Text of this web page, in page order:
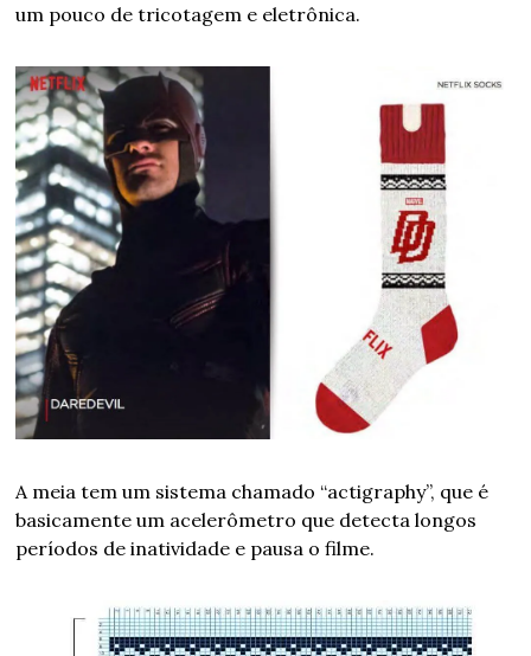
um pouco de tricotagem e eletrônica.
A meia tem um sistema chamado “actigraphy”, que é
basicamente um acelerômetro que detecta longos
períodos de inatividade e pausa o filme.